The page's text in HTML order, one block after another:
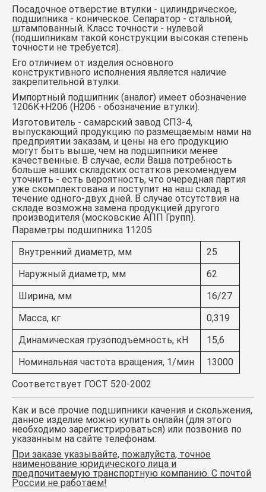
Посадочное отверстие втулки - цилиндрическое,
подшипника - коническое. Сепаратор - стальной,
штампованный. Класс точности - нулевой
(подшипникам такой конструкции высокая степень
точности не требуется).
Его отличием от изделия основного
конструктивного исполнения является наличие
закрепительной втулки.
Импортный подшипник (аналог) имеет обозначение
1206K+Н206 (Н206 - обозначение втулки).
Изготовитель - самарский завод СПЗ-4,
выпускающий продукцию по размещаемым нами на
предприятии заказам, и цены на его продукцию
могут быть выше, чем на подшипники менее
качественные. В случае, если Ваша потребность
больше наших складских остатков рекомендуем
уточнить - есть вероятность, что очередная партия
уже скомплектована и поступит на наш склад в
течение одного-двух дней. В случае отсутствия на
складе возможна замена продукцией другого
производителя (московские АПП Групп).
Параметры подшипника 11205
Внутренний диаметр, мм
25
Наружный диаметр, мм
62
Ширина, мм
16/27
Масса, кг
0,319
Динамическая грузоподъемность, кН
15,6
Номинальная частота вращения, 1/мин
13000
Соответствует ГОСТ 520-2002
Как и все прочие подшипники качения и скольжения,
данное изделие можно купить онлайн (для этого
необходимо зарегистрироваться) или позвонив по
указанным на сайте телефонам.
При заказе указывайте, пожалуйста, точное
наименование юридического лица и
предпочитаемую транспортную компанию. С почтой
России не работаем!